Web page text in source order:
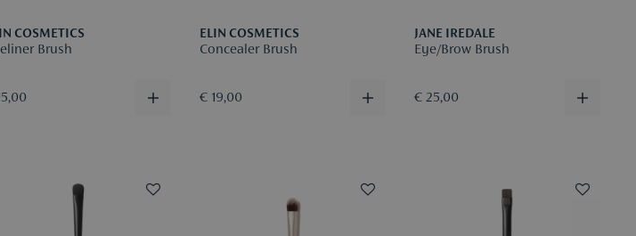
COSMETICS
Brush
ELIN COSMETICS
Concealer Brush
€ 19,00
JANE IREDALE
Eye/Brow Brush
€ 25,00